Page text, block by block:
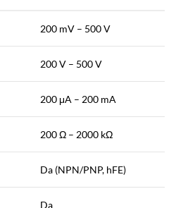
200 mV – 500 V
200 V – 500 V
200 μA – 200 mA
200 Ω – 2000 kΩ
Da (NPN/PNP, hFE)
Da